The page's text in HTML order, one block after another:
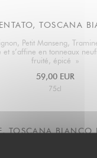
TOSCANA
Petit Manseng,
et s’affine en tonneaux
fruité, épicé »
59,00 EUR
75cl
TOSCANA
Vinification et